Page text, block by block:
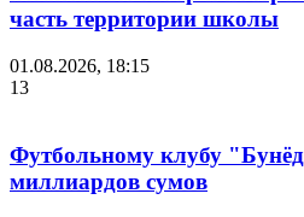
часть территории школы
01.08.2026, 18:15
13
Футбольному клубу
миллиардов сумов